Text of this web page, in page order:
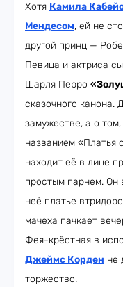
Хотя Камила
Мендесом, ей не
другой принц —
Певица и актриса
Шарля Перро
сказочного канона.
замужестве, а о
названием «Платья
находит её в лице
простым парнем. Он
неё платье
мачеха пачкает
Фея-крёстная в
Джеймс Корден не
торжество.